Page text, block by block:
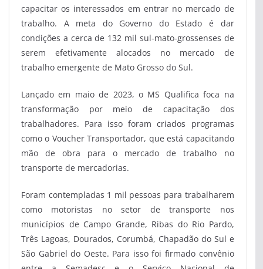
capacitar os interessados em entrar no mercado de
trabalho. A meta do Governo do Estado é dar
condições a cerca de 132 mil sul-mato-grossenses de
serem efetivamente alocados no mercado de
trabalho emergente de Mato Grosso do Sul.
Lançado em maio de 2023, o MS Qualifica foca na
transformação por meio de capacitação dos
trabalhadores. Para isso foram criados programas
como o Voucher Transportador, que está capacitando
mão de obra para o mercado de trabalho no
transporte de mercadorias.
Foram contempladas 1 mil pessoas para trabalharem
como motoristas no setor de transporte nos
municípios de Campo Grande, Ribas do Rio Pardo,
Três Lagoas, Dourados, Corumbá, Chapadão do Sul e
São Gabriel do Oeste. Para isso foi firmado convênio